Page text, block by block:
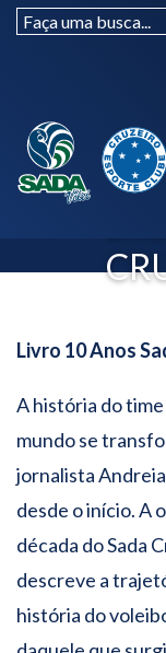
Livro 10 Anos
A história do
mundo se
jornalista
desde o início. A
década do Sada
descreve a
história do